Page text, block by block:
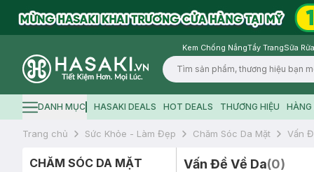
Kem Chống NắngTẩy TrangSữa
Logo
Hamburger icon
DANH MỤC HASAKI DEALS HOT DEALS THƯƠNG HIỆU HÀNG
Trang chủ Sức Khỏe - Làm Đẹp Chăm Sóc Da Mặt Vấn
CHĂM SÓC DA MẶT Vấn Đề Về Da(0)